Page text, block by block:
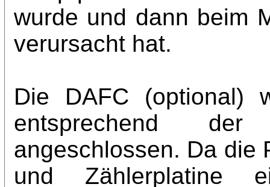
wurde und dann beim
verursacht hat.
Die DAFC (optional)
entsprechend der
angeschlossen. Da die
und Zählerplatine